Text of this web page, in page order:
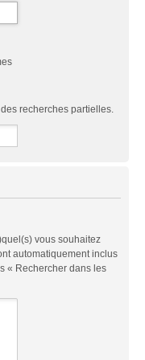
recherches partielles.
vous souhaitez
automatiquement inclus
« Rechercher dans les